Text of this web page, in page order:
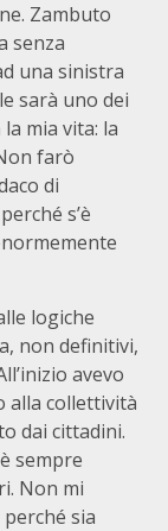
Zambuto
senza
una sinistra
sarà uno dei
mia vita: la
farò
di
s’è
logiche
non definitivi,
avevo
alla collettività
dai cittadini.
sempre
Non mi
sia